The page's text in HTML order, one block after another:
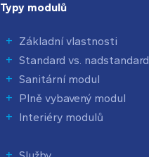
Typy modulů
Základní vlastnosti
Standard vs. nadstandard
Sanitární modul
Plně vybavený modul
Interiéry modulů